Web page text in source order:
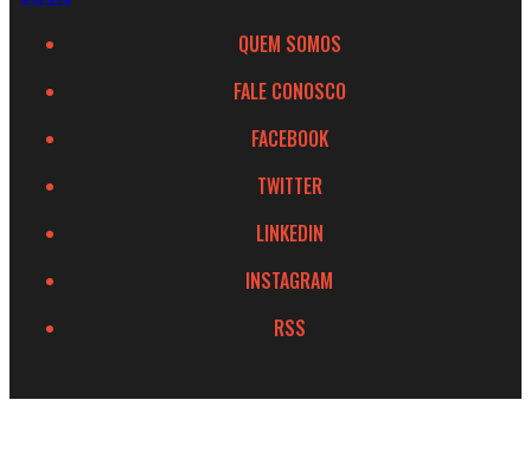
QUEM SOMOS
FALE CONOSCO
FACEBOOK
TWITTER
LINKEDIN
INSTAGRAM
RSS